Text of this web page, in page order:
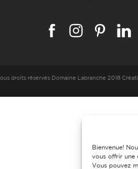
Bienvenue!
vous offrir une
Vous pouvez
droits réservés Domaine Labranche 2018